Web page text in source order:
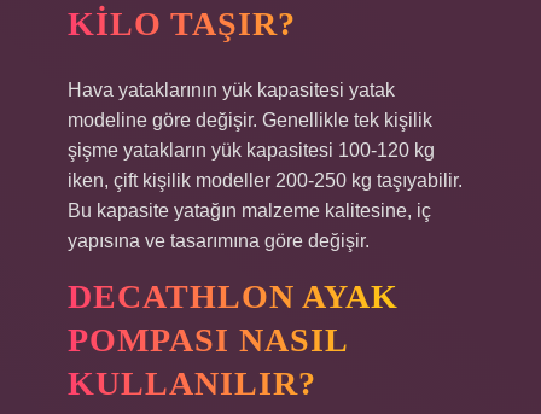
KILO TAŞIR?
Hava yataklarının yük kapasitesi yatak
modeline göre değişir. Genellikle tek kişilik
şişme yatakların yük kapasitesi 100-120 kg
iken, çift kişilik modeller 200-250 kg taşıyabilir.
Bu kapasite yatağın malzeme kalitesine, iç
yapısına ve tasarımına göre değişir.
DECATHLON AYAK
POMPASI NASIL
KULLANILIR?